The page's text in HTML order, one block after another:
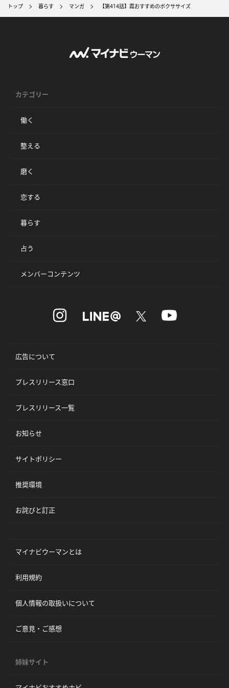
トップ 暮らす マンガ 【第414話】霞おすすめのボクササイズ
カテゴリー
働く
整える
磨く
恋する
暮らす
占う
メンバーコンテンツ
広告について
プレスリリース窓口
プレスリリース一覧
お知らせ
サイトポリシー
推奨環境
お詫びと訂正
マイナビウーマンとは
利用規約
個人情報の取扱いについて
ご意見・ご感想
姉妹サイト